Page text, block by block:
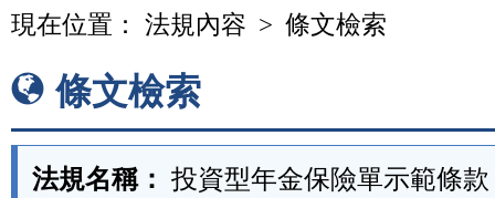
現在位置： 法規內容 條文檢索
條文檢索
法規名稱： 投資型年金保險單示範條款